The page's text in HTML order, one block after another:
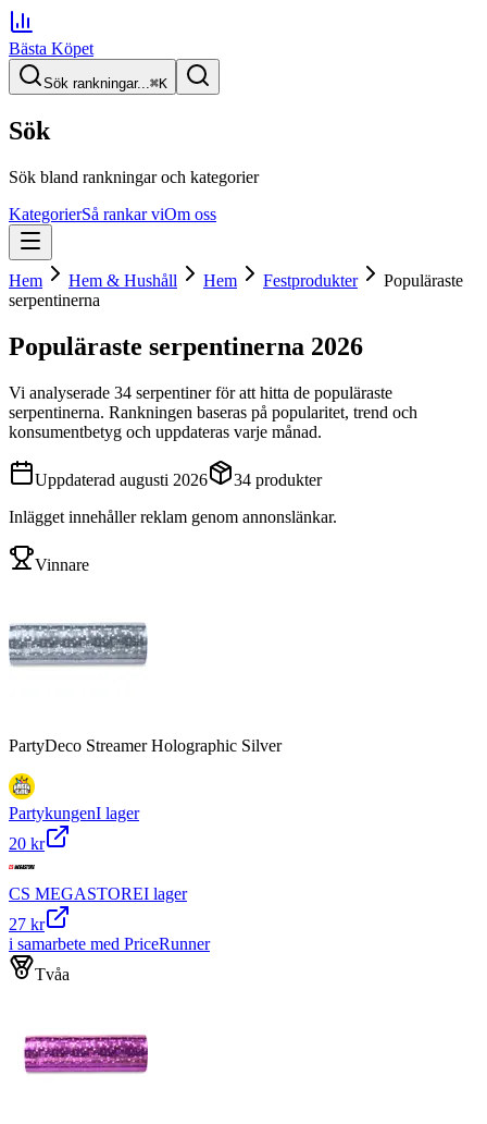
Bästa Köpet
Sök rankningar...⌘K
Sök
Sök bland rankningar och kategorier
KategorierSå rankar viOm oss
Hem Hem & Hushåll Hem Festprodukter
Populäraste
serpentinerna
Populäraste serpentinerna 2026
Vi analyserade 34 serpentinerför att hitta de populäraste
serpentinerna. Rankningen baseras på popularitet, trend och
konsumentbetyg och uppdateras varje månad.
Uppdaterad augusti 2026 34 produkter
Inlägget innehåller reklam genom annonslänkar.
Vinnare
PartyDeco Streamer Holographic Silver
PartykungenI lager
20 kr
CS MEGASTOREI lager
27 kr
i samarbete med PriceRunner
Tvåa